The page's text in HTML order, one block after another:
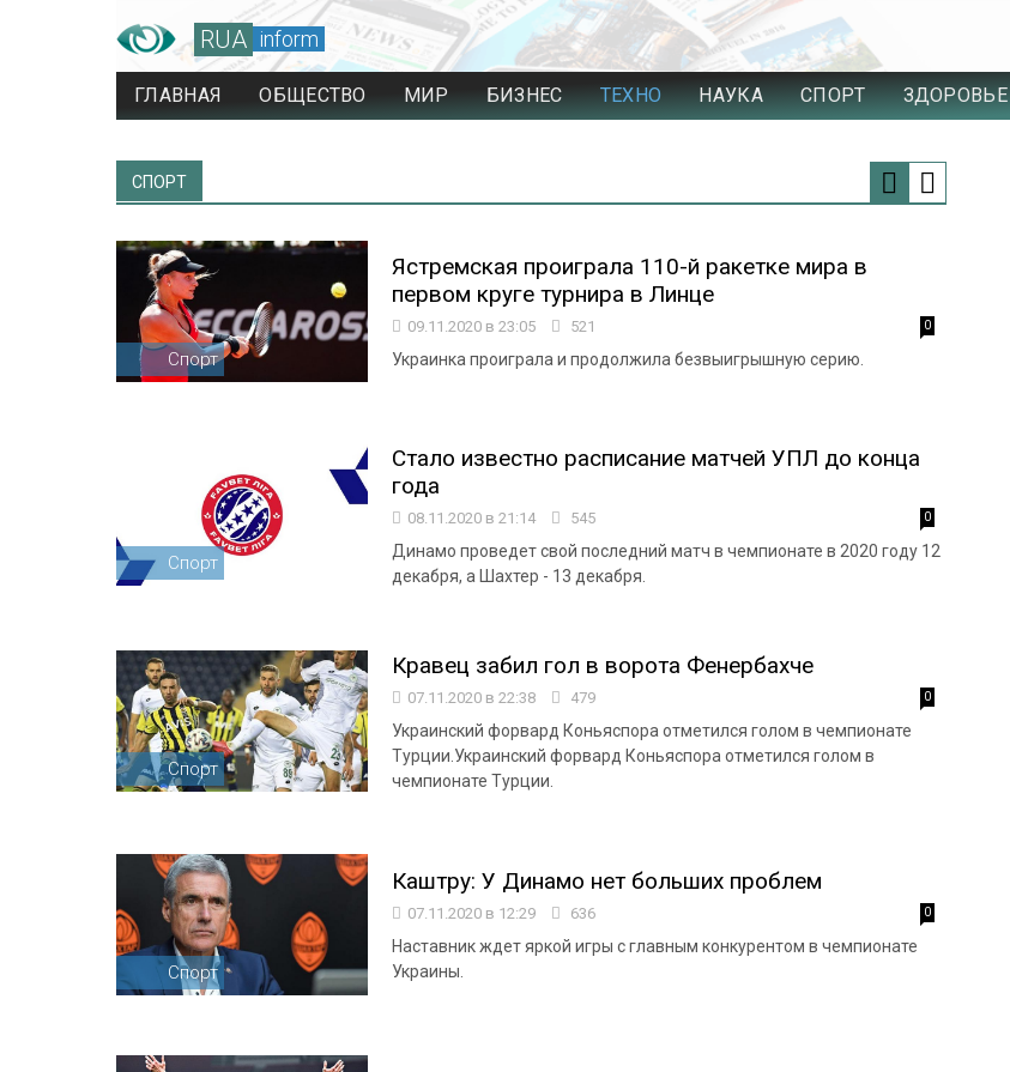
RUA inform
ГЛАВНАЯ ОБЩЕСТВО МИР БИЗНЕС ТЕХНО НАУКА СПОРТ ЗДОРОВЬЕ
СПОРТ
Спорт
Ястремская проиграла 110-й ракетке мира в
первом круге турнира в Линце
09.11.2020 в 23:05 521 0
Украинка проиграла и продолжила безвыигрышную серию.
Спорт
Стало известно расписание матчей УПЛ до конца
года
08.11.2020 в 21:14 545 0
Динамо проведет свой последний матч в чемпионате в 2020 году 12
декабря, а Шахтер - 13 декабря.
Спорт
Кравец забил гол в ворота Фенербахче
07.11.2020 в 22:38 479 0
Украинский форвард Коньяспора отметился голом в чемпионате
Турции.Украинский форвард Коньяспора отметился голом в
чемпионате Турции.
Спорт
Каштру: У Динамо нет больших проблем
07.11.2020 в 12:29 636 0
Наставник ждет яркой игры с главным конкурентом в чемпионате
Украины.